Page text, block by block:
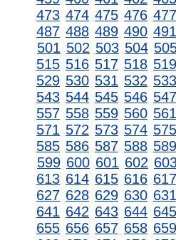
473 474 475 476 477
487 488 489 490 491
501 502 503 504
515 516 517 518 519
529 530 531 532 533
543 544 545 546 547
557 558 559 560 561
571 572 573 574 575
585 586 587 588 589
599 600 601 602
613 614 615 616 617
627 628 629 630 631
641 642 643 644 645
655 656 657 658 659